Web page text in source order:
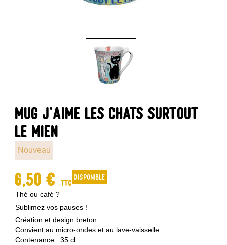
MUG J'AIME LES CHATS SURTOUT
LE MIEN
Nouveau
6,50 € TTC
disponible
Thé ou café ?
Sublimez vos pauses !
Création et design breton
Convient au micro-ondes et au lave-vaisselle.
Contenance : 35 cl.